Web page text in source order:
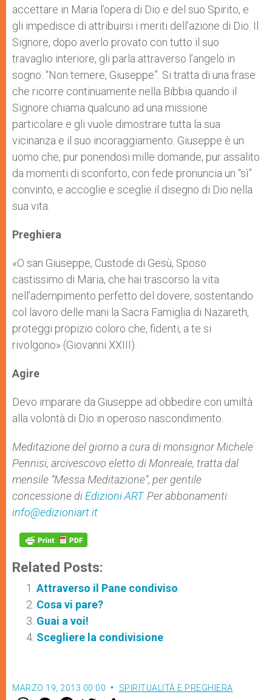
accettare in Maria l’opera di Dio e del suo Spirito, e
gli impedisce di attribuirsi i meriti dell’azione di Dio. Il
Signore, dopo averlo provato con tutto il suo
travaglio interiore, gli parla attraverso l’angelo in
sogno: “Non temere, Giuseppe”. Si tratta di una frase
che ricorre continuamente nella Bibbia quando il
Signore chiama qualcuno ad una missione
particolare e gli vuole dimostrare tutta la sua
vicinanza e il suo incoraggiamento. Giuseppe è un
uomo che, pur ponendosi mille domande, pur assalito
da momenti di sconforto, con fede pronuncia un “sì”
convinto, e accoglie e sceglie il disegno di Dio nella
sua vita.
Preghiera
«O san Giuseppe, Custode di Gesù, Sposo
castissimo di Maria, che hai trascorso la vita
nell’adempimento perfetto del dovere, sostentando
col lavoro delle mani la Sacra Famiglia di Nazareth,
proteggi propizio coloro che, fidenti, a te si
rivolgono» (Giovanni XXIII).
Agire
Devo imparare da Giuseppe ad obbedire con umiltà
alla volontà di Dio in operoso nascondimento.
Meditazione del giorno a cura di monsignor Michele
Pennisi, arcivescovo eletto di Monreale, tratta dal
mensile “Messa Meditazione”, per gentile
concessione di Edizioni ART. Per abbonamenti:
info@edizioniart.it
Related Posts:
Attraverso il Pane condiviso
Cosa vi pare?
Guai a voi!
Scegliere la condivisione
MARZO 19, 2013 00:00 SPIRITUALITÀ E PREGHIERA